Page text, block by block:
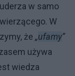
uderza w samo
W
że „ufamy”
używa
wiedza